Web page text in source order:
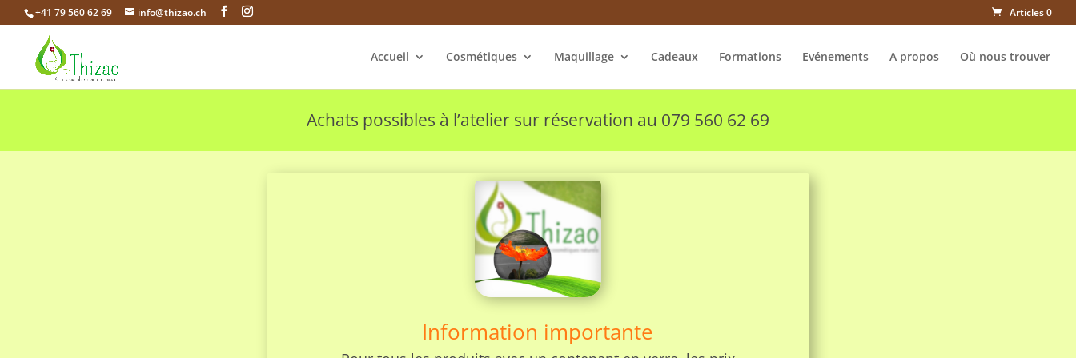
+41 79 560 62 69 info@thizao.ch Articles 0
Accueil Cosmétiques Maquillage Cadeaux Formations Evénements A propos Où nous trouver
Achats possibles à l’atelier sur réservation au 079 560 62 69
Information importante